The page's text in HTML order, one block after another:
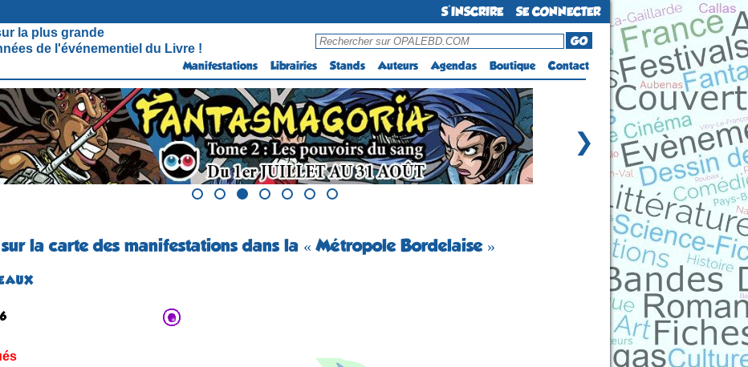
S'INSCRIRE
SE CONNECTER
la plus grande
de l'événementiel du Livre !
GO
Manifestations
Librairies Stands Auteurs Agendas Boutique Contact
❯
la carte des manifestations dans la « Métropole Bordelaise »